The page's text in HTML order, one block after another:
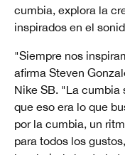
cumbia, explora la
inspirados en el
"Siempre nos
afirma Steven
Nike SB. "La cumbia
que eso era lo que
por la cumbia, un
para todos los